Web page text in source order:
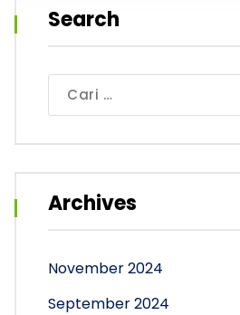
Search
untuk:
Archives
November 2024
September 2024